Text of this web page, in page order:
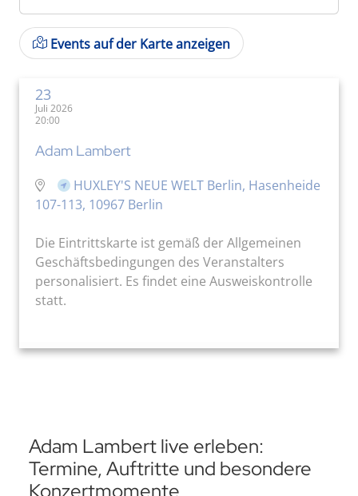
Events auf der Karte anzeigen
23
Juli 2026
20:00
Adam Lambert
HUXLEY'S NEUE WELT Berlin, Hasenheide
107-113, 10967 Berlin
Die Eintrittskarte ist gemäß der Allgemeinen
Geschäftsbedingungen des Veranstalters
personalisiert. Es findet eine Ausweiskontrolle
statt.
Adam Lambert live erleben:
Termine, Auftritte und besondere
Konzertmomente